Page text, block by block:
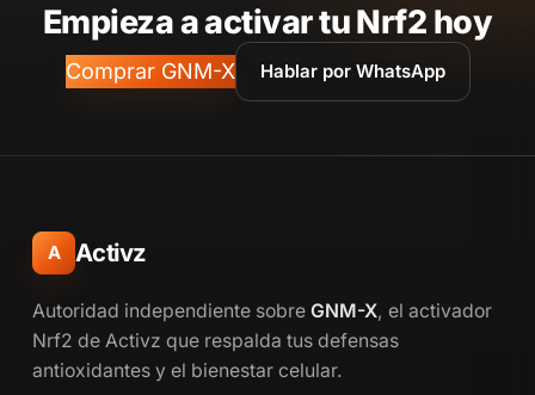
Empieza a activar tu Nrf2 hoy
Comprar GNM-X Hablar por WhatsApp
A Activz
Autoridad independiente sobre GNM-X, el activador
Nrf2 de Activz que respalda tus defensas
antioxidantes y el bienestar celular.